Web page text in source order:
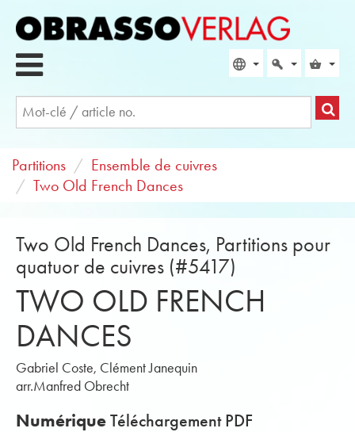
Partitions
Ensemble de cuivres
Two Old French Dances
Two Old French Dances, Partitions pour
quatuor de cuivres (#5417)
TWO OLD FRENCH
DANCES
Gabriel Coste, Clément Janequin
arr.Manfred Obrecht
NumériqueTéléchargement PDF